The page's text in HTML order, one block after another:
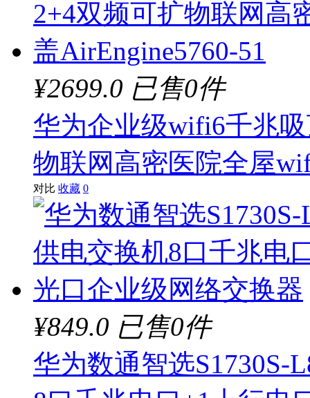
¥2699.0 已售0件
华为企业级wifi6千兆
物联网高密医院全屋
对比 收藏 0
¥849.0 已售0件
华为数通智选S1730S-